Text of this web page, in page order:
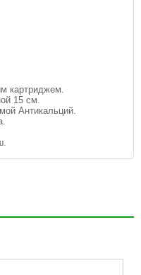
картриджем.
15 см.
Антикальций.